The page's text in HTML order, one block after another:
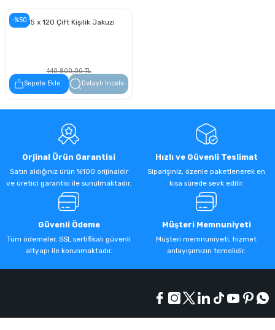
-%50185 x 120 Çift Kişilik Jakuzi
140.800,00 TL
70.400,00 TL
Sepete Ekle Detaylı İncele
Orjinal Ürün Garantisi
Satın aldığınız ürün %100 orijinaldir
ve üretici garantisi ile sunulmaktadır.
Hızlı ve Güvenli Teslimat
Siparişiniz, özenle paketlenerek en
kısa sürede sevk edilir.
Güvenli Ödeme
Tüm ödemeler, SSL sertifikalı güvenli
altyapı ile korunmaktadır.
Müşteri Memnuniyeti
Müşteri memnuniyeti, hizmet
anlayışımızın temelidir.